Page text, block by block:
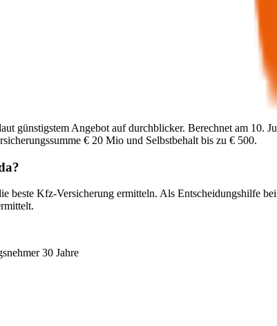
günstigstem Angebot auf durchblicker. Berechnet am 10.
€ 20 Mio und Selbstbehalt bis zu € 500.
?
beste Kfz-Versicherung ermitteln. Als Entscheidungshilfe
30 Jahre